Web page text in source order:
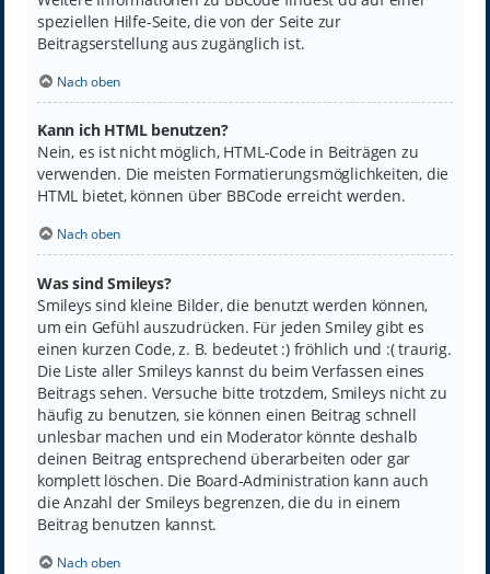
speziellen Hilfe-Seite, die von der Seite zur
Beitragserstellung aus zugänglich ist.
Nach oben
Kann ich HTML benutzen?
Nein, es ist nicht möglich, HTML-Code in Beiträgen zu
verwenden. Die meisten Formatierungsmöglichkeiten, die
HTML bietet, können über BBCode erreicht werden.
Nach oben
Was sind Smileys?
Smileys sind kleine Bilder, die benutzt werden können,
um ein Gefühl auszudrücken. Für jeden Smiley gibt es
einen kurzen Code, z. B. bedeutet :) fröhlich und :( traurig.
Die Liste aller Smileys kannst du beim Verfassen eines
Beitrags sehen. Versuche bitte trotzdem, Smileys nicht zu
häufig zu benutzen, sie können einen Beitrag schnell
unlesbar machen und ein Moderator könnte deshalb
deinen Beitrag entsprechend überarbeiten oder gar
komplett löschen. Die Board-Administration kann auch
die Anzahl der Smileys begrenzen, die du in einem
Beitrag benutzen kannst.
Nach oben